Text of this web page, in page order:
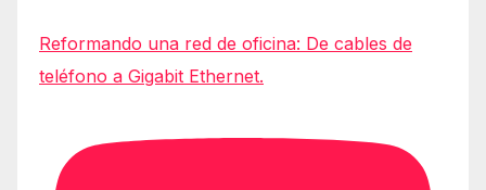
Reformando una red de oficina: De cables de
teléfono a Gigabit Ethernet.